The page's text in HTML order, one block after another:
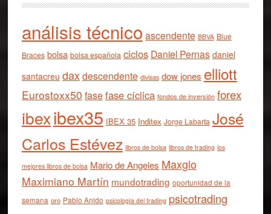
análisis técnico ascendente BBVA Blue
Braces bolsa bolsa española ciclos Daniel Pernas daniel
santacreu daxdescendente divisas dow jones elliott
Eurostoxx50 fasefase cíclica fondos de inversión forex
ibexibex35 IBEX 35 Inditex Jorge Labarta José
Carlos Estévez libros de bolsa libros de trading los
mejores libros de bolsa Mario de Angeles Maxglo
Maximiano Martín mundotrading oportunidad de la
semana oro Pablo Anido psicología del trading psicotrading